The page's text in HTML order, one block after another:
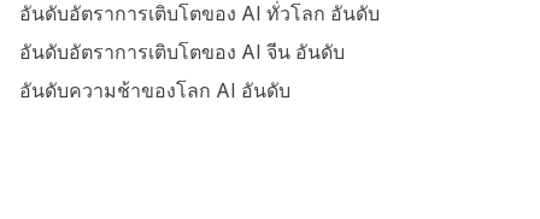
อันดับอัตราการเติบโตของ AI ทั่วโลก อันดับ
อันดับอัตราการเติบโตของ AI จีน อันดับ
อันดับความช้าของโลก AI อันดับ